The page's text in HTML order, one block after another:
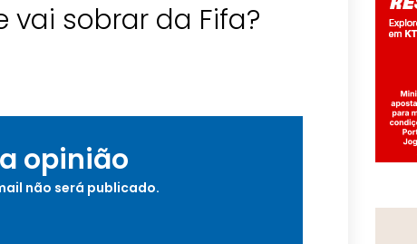
vai sobrar da Fifa?
opinião
não será publicado.